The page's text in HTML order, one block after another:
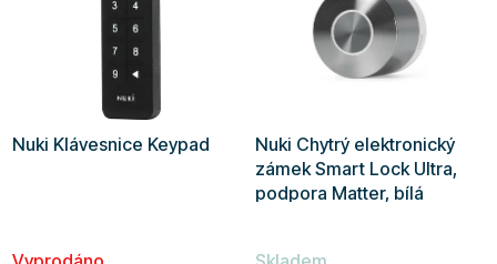
r
o
k
Nuki Klávesnice Keypad
Nuki Chytrý elektronický
zámek Smart Lock Ultra,
podpora Matter, bílá